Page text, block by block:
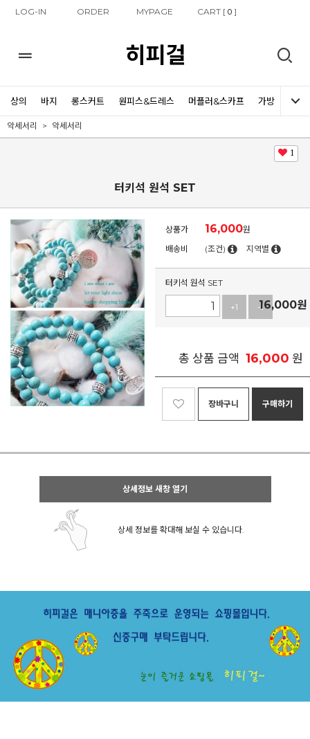
LOG-IN ORDER MYPAGE CART [0 ]
히피걸
상의 바지 롱스커트 원피스&드레스 머플러&스카프 가방 신발
악세서리 악세서리
1
터키석 원석 SET
상품가 16,000원
배송비
(조건) 지역별
터키석 원석 SET
+1 -1
16,000원
총 상품 금액 16,000 원
장바구니 구매하기
상세정보 새창 열기
상세 정보를 확대해 보실 수 있습니다.